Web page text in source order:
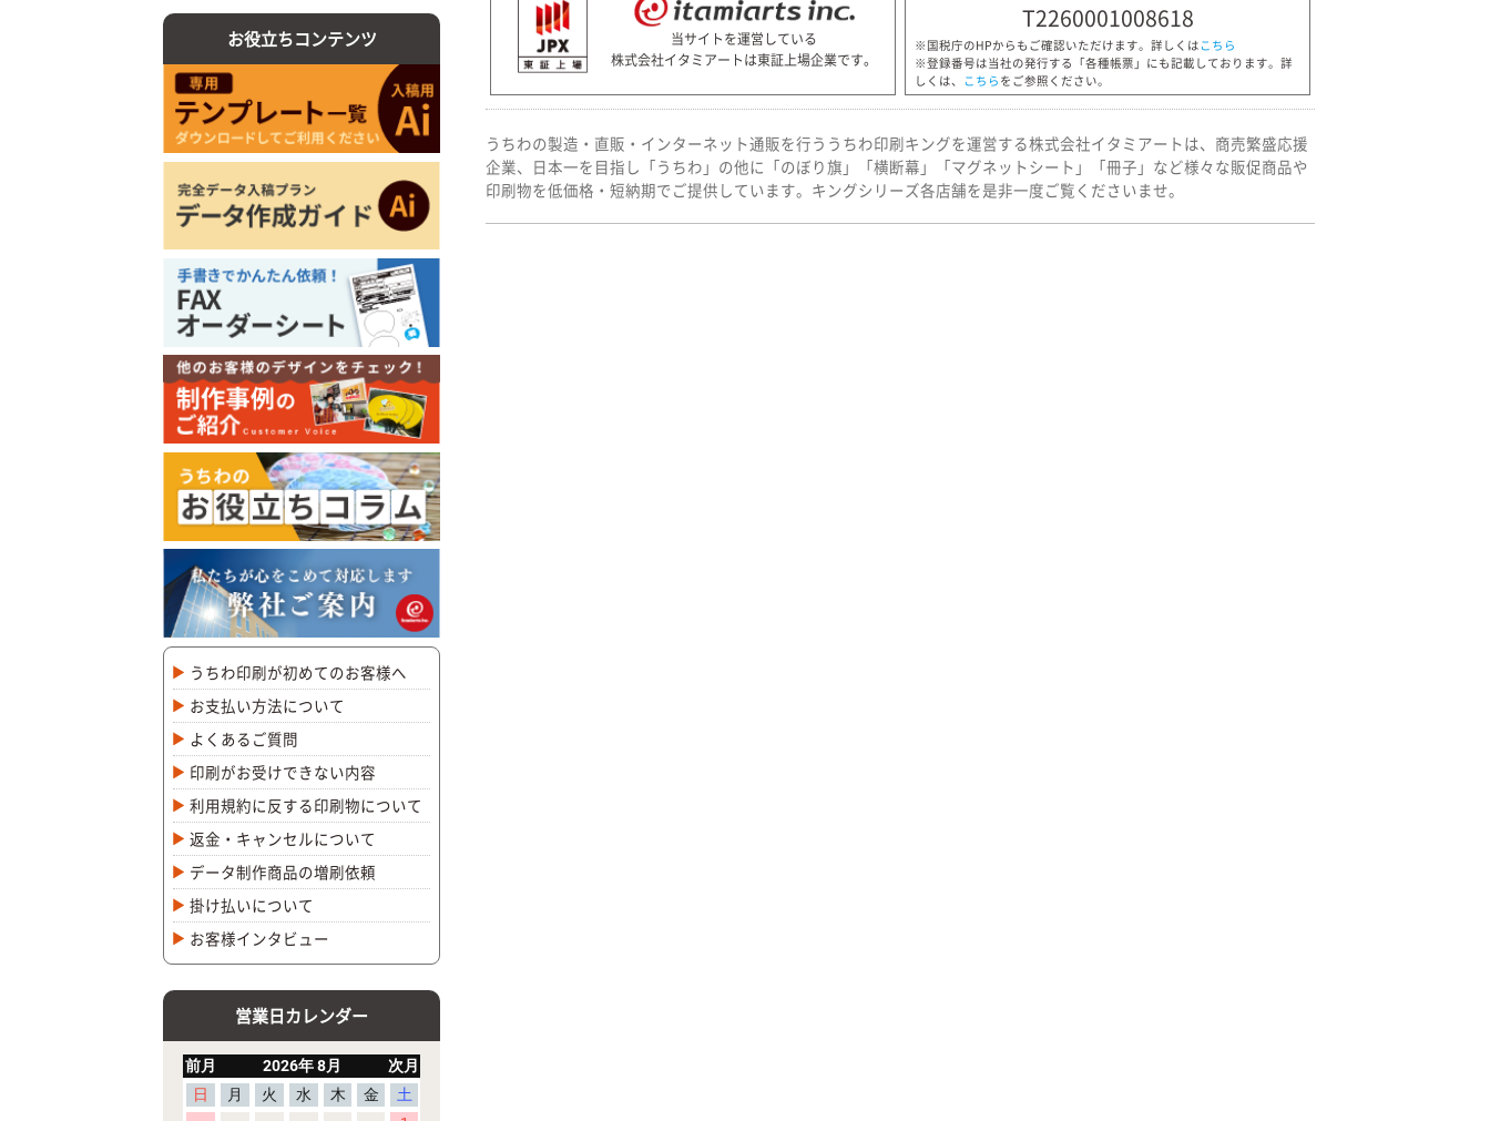
お役立ちコンテンツ
うちわ印刷が初めてのお客様へ
お支払い方法について
よくあるご質問
印刷がお受けできない内容
利用規約に反する印刷物について
返金・キャンセルについて
データ制作商品の増刷依頼
掛け払いについて
お客様インタビュー
営業日カレンダー
当サイトを運営している
株式会社イタミアートは東証上場企業です。
T2260001008618
※国税庁のHPからもご確認いただけます。詳しくは こちら
※登録番号は当社の発行する「各種帳票」にも記載しております。詳
しくは、
こちら をご参照ください。
うちわの製造・直販・インターネット通販を行ううちわ印刷キングを運営する株式会社イタミアートは、商売繁盛応援
企業、日本一を目指し「うちわ」の他に「のぼり旗」「横断幕」「マグネットシート」「冊子」など様々な販促商品や
印刷物を低価格・短納期でご提供しています。キングシリーズ各店舗を是非一度ご覧くださいませ。